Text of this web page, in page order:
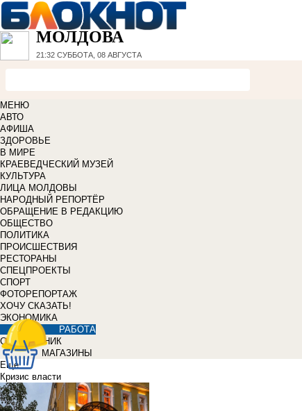
МОЛДОВА
21:32 СУББОТА, 08 АВГУСТА
МЕНЮ
АВТО
АФИША
ЗДОРОВЬЕ
В МИРЕ
КРАЕВЕДЧЕСКИЙ МУЗЕЙ
КУЛЬТУРА
ЛИЦА МОЛДОВЫ
НАРОДНЫЙ РЕПОРТЁР
ОБРАЩЕНИЕ В РЕДАКЦИЮ
ОБЩЕСТВО
ПОЛИТИКА
ПРОИСШЕСТВИЯ
РЕСТОРАНЫ
СПЕЦПРОЕКТЫ
СПОРТ
ФОТОРЕПОРТАЖ
ХОЧУ СКАЗАТЬ!
ЭКОНОМИКА
РАБОТА
СПРАВОЧНИК
МАГАЗИНЫ
Еще
Кризис власти